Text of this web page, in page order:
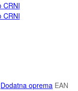
Dodatna oprema EAN